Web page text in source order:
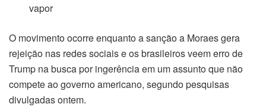
vapor
O movimento ocorre enquanto a sanção a Moraes gera
rejeição nas redes sociais e os brasileiros veem erro de
Trump na busca por ingerência em um assunto que não
compete ao governo americano, segundo pesquisas
divulgadas ontem.